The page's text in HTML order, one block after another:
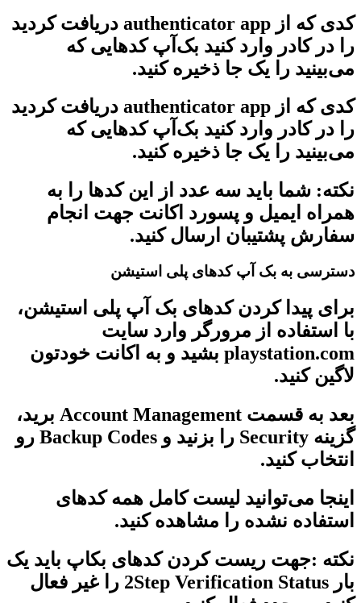
کدی که از authenticator app دریافت کردید
را در کادر وارد کنید بک‌آپ کدهایی که
می‌بینید را یک جا ذخیره کنید.
کدی که از authenticator app دریافت کردید
را در کادر وارد کنید بک‌آپ کدهایی که
می‌بینید را یک جا ذخیره کنید.
نکته: شما باید سه عدد از این کدها را به
همراه ایمیل و پسورد اکانت جهت انجام
سفارش پشتیبان ارسال کنید.
دسترسی به بک آپ کدهای پلی استیشن
برای پیدا کردن کدهای بک آپ پلی استیشن،
با استفاده از مرورگر وارد سایت
playstation.com بشید و به اکانت خودتون
لاگین کنید.
بعد به قسمت Account Management برید،
گزینه Security را بزنید و Backup Codes رو
انتخاب کنید.
اینجا می‌توانید لیست کامل همه کدهای
استفاده نشده را مشاهده کنید.
نکته :جهت ریست کردن کدهای بکاپ باید یک
بار 2Step Verification Status را غیر فعال